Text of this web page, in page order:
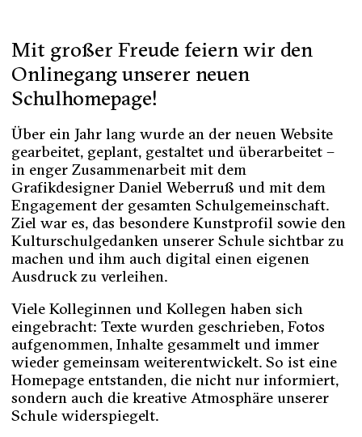
Mit großer Freude feiern wir den
Onlinegang unserer neuen
Schulhomepage!
Über ein Jahr lang wurde an der neuen Website
gearbeitet, geplant, gestaltet und überarbeitet –
in enger Zusammenarbeit mit dem
Grafikdesigner Daniel Weberruß und mit dem
Engagement der gesamten Schulgemeinschaft.
Ziel war es, das besondere Kunstprofil sowie den
Kulturschulgedanken unserer Schule sichtbar zu
machen und ihm auch digital einen eigenen
Ausdruck zu verleihen.
Viele Kolleginnen und Kollegen haben sich
eingebracht: Texte wurden geschrieben, Fotos
aufgenommen, Inhalte gesammelt und immer
wieder gemeinsam weiterentwickelt. So ist eine
Homepage entstanden, die nicht nur informiert,
sondern auch die kreative Atmosphäre unserer
Schule widerspiegelt.